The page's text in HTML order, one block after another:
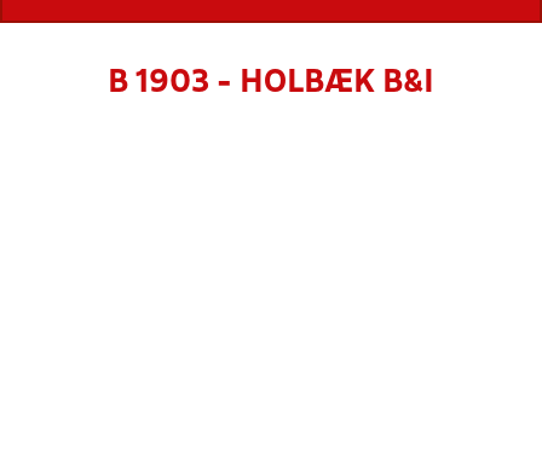
B 1903 - HOLBÆK B&I